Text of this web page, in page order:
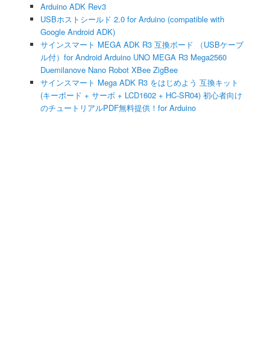
Arduino ADK Rev3
USBホストシールド 2.0 for Arduino (compatible with
Google Android ADK)
サインスマート MEGA ADK R3 互換ボード （USBケーブ
ル付）for Android Arduino UNO MEGA R3 Mega2560
Duemilanove Nano Robot XBee ZigBee
サインスマート Mega ADK R3 をはじめよう 互換キット
(キーボード + サーボ + LCD1602 + HC-SR04) 初心者向け
のチュートリアルPDF無料提供！for Arduino